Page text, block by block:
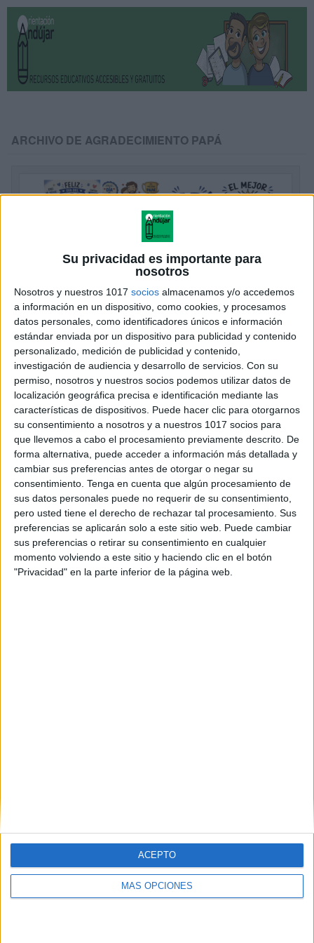
Su privacidad es importante para
nosotros
Nosotros y nuestros 1017 socios almacenamos y/o accedemos
a información en un dispositivo, como cookies, y procesamos
datos personales, como identificadores únicos e información
estándar enviada por un dispositivo para publicidad y contenido
personalizado, medición de publicidad y contenido,
investigación de audiencia y desarrollo de servicios. Con su
permiso, nosotros y nuestros socios podemos utilizar datos de
localización geográfica precisa e identificación mediante las
características de dispositivos. Puede hacer clic para otorgarnos
su consentimiento a nosotros y a nuestros 1017 socios para
que llevemos a cabo el procesamiento previamente descrito. De
forma alternativa, puede acceder a información más detallada y
cambiar sus preferencias antes de otorgar o negar su
consentimiento. Tenga en cuenta que algún procesamiento de
sus datos personales puede no requerir de su consentimiento,
pero usted tiene el derecho de rechazar tal procesamiento. Sus
preferencias se aplicarán solo a este sitio web. Puede cambiar
sus preferencias o retirar su consentimiento en cualquier
momento volviendo a este sitio y haciendo clic en el botón
"Privacidad" en la parte inferior de la página web.
MÁS OPCIONES
ACEPTO
ARCHIVO DE AGRADECIMIENTO PAPÁ
Tarjetas Día del Padre 14 Diseños y
Stickers en PDF y gratis
Publicado el 7 junio, 2026
Un detalle especial para celebrar a los héroes de casa
El Día del Padre es una ocasión perfecta para
expresar cariño, admiración y agradecimiento. Estas
tarjetas imprimibles son ideales para […]
SEGUIR LEYENDO
Suscribir